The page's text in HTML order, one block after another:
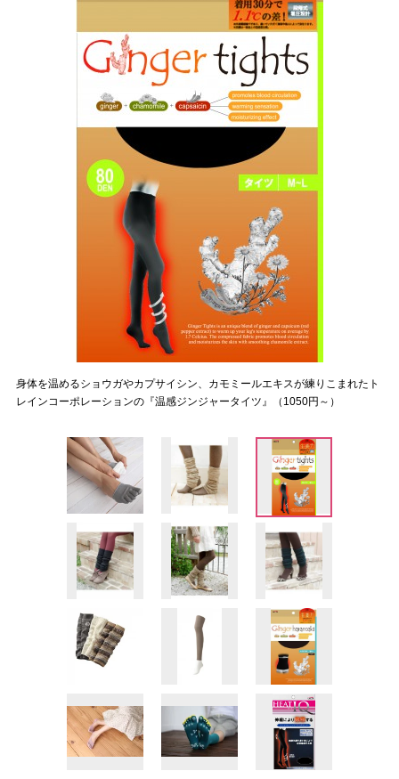
身体を温めるショウガやカプサイシン、カモミールエキスが練りこまれたト
レインコーポレーションの『温感ジンジャータイツ』（1050円～）